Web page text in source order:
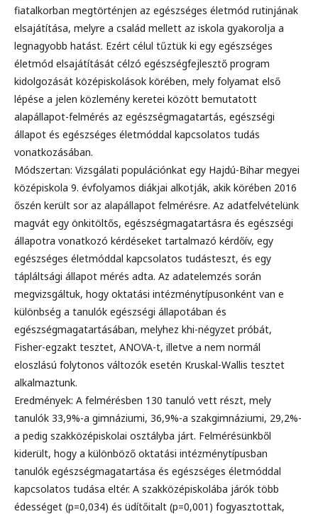
fiatalkorban megtörténjen az egészséges életmód rutinjának
elsajátítása, melyre a család mellett az iskola gyakorolja a
legnagyobb hatást. Ezért célul tűztük ki egy egészséges
életmód elsajátítását célzó egészségfejlesztő program
kidolgozását középiskolások körében, mely folyamat első
lépése a jelen közlemény keretei között bemutatott
alapállapot-felmérés az egészségmagatartás, egészségi
állapot és egészséges életmóddal kapcsolatos tudás
vonatkozásában.
Módszertan: Vizsgálati populációnkat egy Hajdú-Bihar megyei
középiskola 9. évfolyamos diákjai alkotják, akik körében 2016
őszén került sor az alapállapot felmérésre. Az adatfelvételünk
magvát egy önkitöltős, egészségmagatartásra és egészségi
állapotra vonatkozó kérdéseket tartalmazó kérdőív, egy
egészséges életmóddal kapcsolatos tudásteszt, és egy
tápláltsági állapot mérés adta. Az adatelemzés során
megvizsgáltuk, hogy oktatási intézménytípusonként van e
különbség a tanulók egészségi állapotában és
egészségmagatartásában, melyhez khi-négyzet próbát,
Fisher-egzakt tesztet, ANOVA-t, illetve a nem normál
eloszlású folytonos változók esetén Kruskal-Wallis tesztet
alkalmaztunk.
Eredmények: A felmérésben 130 tanuló vett részt, mely
tanulók 33,9%-a gimnáziumi, 36,9%-a szakgimnáziumi, 29,2%-
a pedig szakközépiskolai osztályba járt. Felmérésünkből
kiderült, hogy a különböző oktatási intézménytípusban
tanulók egészségmagatartása és egészséges életmóddal
kapcsolatos tudása eltér. A szakközépiskolába járók több
édességet (p=0,034) és üdítőitalt (p=0,001) fogyasztottak,